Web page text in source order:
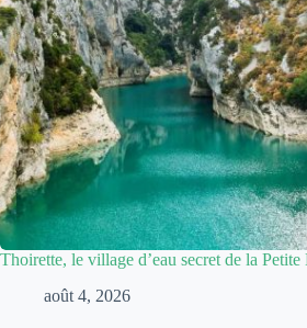
Thoirette, le village d’eau secret de la
août 4, 2026